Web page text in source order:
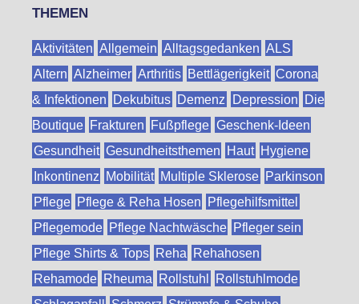
THEMEN
Aktivitäten Allgemein Alltagsgedanken ALS
Altern Alzheimer Arthritis Bettlägerigkeit Corona
& Infektionen
Dekubitus Demenz Depression
Die
Boutique Frakturen Fußpflege Geschenk-Ideen
Gesundheit Gesundheitsthemen Haut Hygiene
Inkontinenz
Mobilität Multiple Sklerose Parkinson
Pflege
Pflege & Reha Hosen
Pflegehilfsmittel
Pflegemode
Pflege Nachtwäsche
Pfleger sein
Pflege Shirts & Tops
Reha
Rehahosen
Rehamode
Rheuma Rollstuhl
Rollstuhlmode